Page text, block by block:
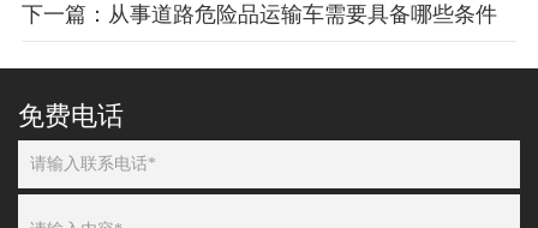
下一篇：从事道路危险品运输车需要具备哪些条件
免费电话